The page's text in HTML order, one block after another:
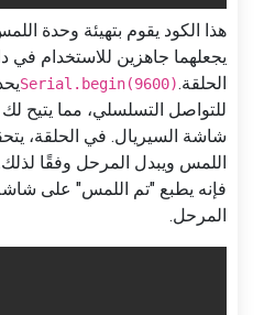
هذا الكود يقوم بتهيئة وحدة
يجعلهما جاهزين للاستخدام في
الحلقة.Serial.begin(9600)
للتواصل التسلسلي، مما يتيح لك
شاشة السيريال. في الحلقة،
اللمس ويبدل المرحل وفقًا لذلك.
فإنه يطبع "تم اللمس" على
المرحل.